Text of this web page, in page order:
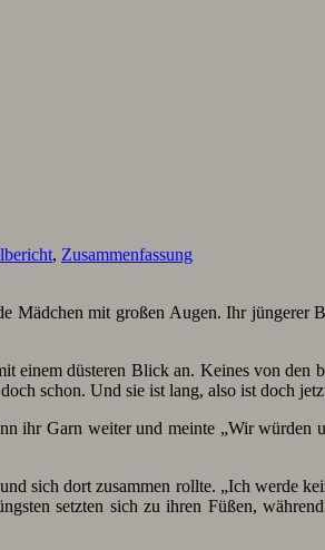
, Zusammenfassung
Mädchen mit großen Augen. Ihr jüngerer
einem düsteren Blick an. Keines von den
schon. Und sie ist lang, also ist doch
ihr Garn weiter und meinte „Wir
sich dort zusammen rollte. „Ich werde
setzten sich zu ihren Füßen,